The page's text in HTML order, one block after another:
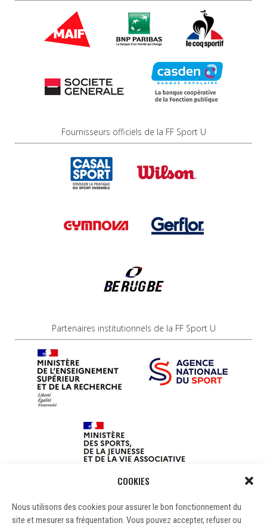
COOKIES
Nous utilisons des cookies pour assurer le bon fonctionnement du
site et mesurer sa fréquentation. Vous pouvez accepter, refuser ou
Fournisseurs officiels de la FF Sport U
Partenaires institutionnels de la FF Sport U